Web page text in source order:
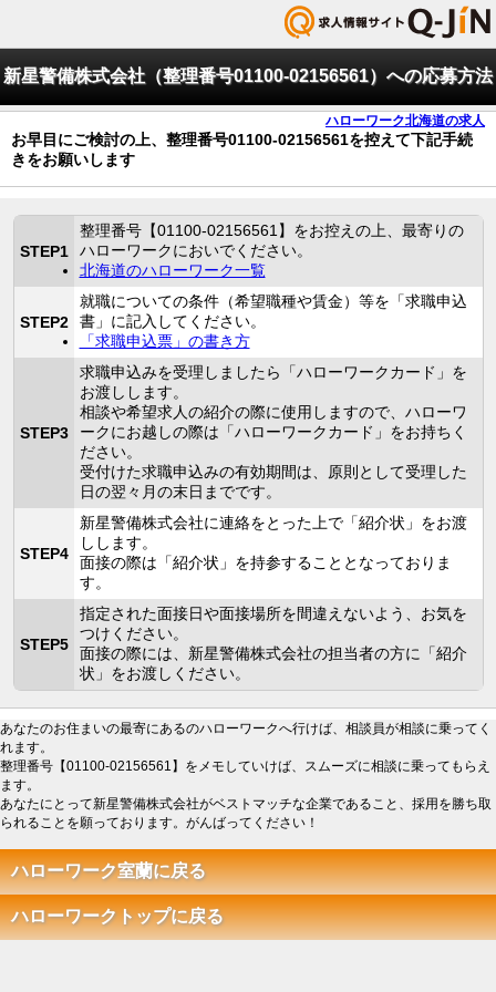
新星警備株式会社（整理番号01100-02156561）への応募方法
ハローワーク北海道の求人
お早目にご検討の上、整理番号01100-02156561を控えて下記手続
きをお願いします
STEP1
整理番号【01100-02156561】をお控えの上、最寄りの
ハローワークにおいでください。
北海道のハローワーク一覧
STEP2
就職についての条件（希望職種や賃金）等を「求職申込
書」に記入してください。
「求職申込票」の書き方
STEP3
求職申込みを受理しましたら「ハローワークカード」を
お渡しします。
相談や希望求人の紹介の際に使用しますので、ハローワ
ークにお越しの際は「ハローワークカード」をお持ちく
ださい。
受付けた求職申込みの有効期間は、原則として受理した
日の翌々月の末日までです。
STEP4
新星警備株式会社に連絡をとった上で「紹介状」をお渡
しします。
面接の際は「紹介状」を持参することとなっておりま
す。
STEP5
指定された面接日や面接場所を間違えないよう、お気を
つけください。
面接の際には、新星警備株式会社の担当者の方に「紹介
状」をお渡しください。
あなたのお住まいの最寄にあるのハローワークへ行けば、相談員が相談に乗ってく
れます。
整理番号【01100-02156561】をメモしていけば、スムーズに相談に乗ってもらえ
ます。
あなたにとって新星警備株式会社がベストマッチな企業であること、採用を勝ち取
られることを願っております。がんばってください！
ハローワーク室蘭に戻る
ハローワークトップに戻る